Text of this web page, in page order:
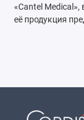
«Cantel Medical»,
её продукция